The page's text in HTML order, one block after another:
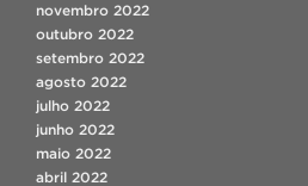
novembro 2022
outubro 2022
setembro 2022
agosto 2022
julho 2022
junho 2022
maio 2022
abril 2022